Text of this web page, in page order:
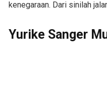
kenegaraan. Dari sinilah
Yurike Sanger